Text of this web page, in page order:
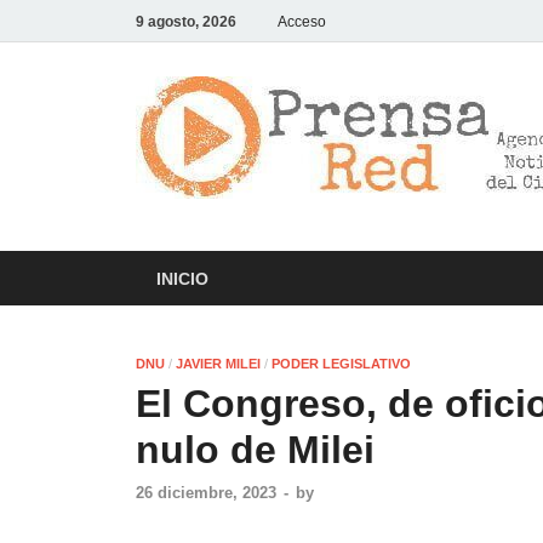
9 agosto, 2026 Acceso
INICIO
DNU / JAVIER MILEI / PODER LEGISLATIVO
El Congreso, de
nulo de Milei
26 diciembre, 2023 - by